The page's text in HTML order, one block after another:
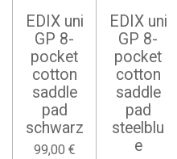
EDIX uni
GP 8-
pocket
cotton
saddle
pad
schwarz
99,00 €
EDIX uni
GP 8-
pocket
cotton
saddle
pad
steelblu
e